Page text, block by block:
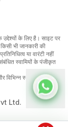
उद्देश्यों के लिए है। साइट पर
भी जानकारी की
या वारंटी नहीं
स्वामियों के पंजीकृत
स्थानों पर भिन्न हो
Ltd.